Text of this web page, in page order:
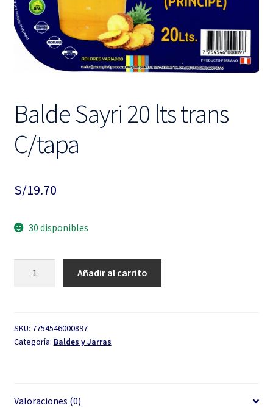
menú
hijo
Balde Sayri 20 lts trans
C/tapa
S/19.70
30 disponibles
trans
C/tapa
Añadir al carrito
SKU: 7754546000897
Categoría: Baldes y Jarras
Valoraciones (0)